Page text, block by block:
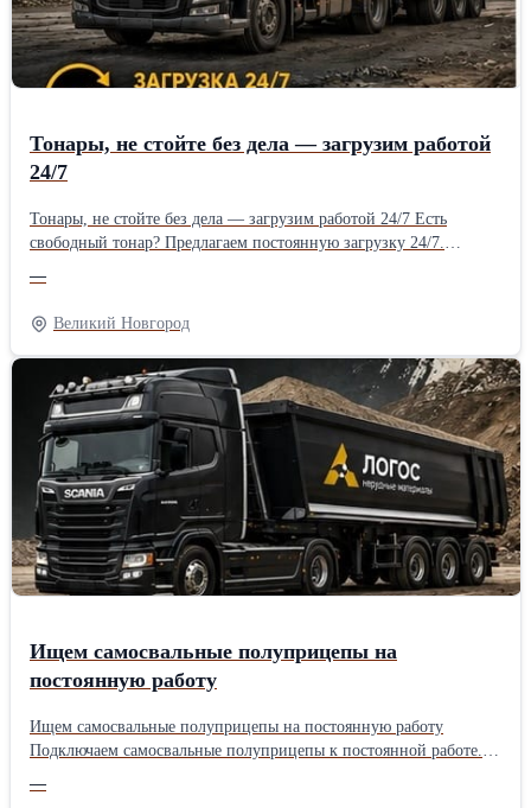
Тонары, не стойте без дела — загрузим работой
24/7
Тонары, не стойте без дела — загрузим работой 24/7 Есть
свободный тонар? Предлагаем постоянную загрузку 24/7.
выплаты по графику. Работаем на долгосрочной основе. Работа
24/7, большие объемы перевозок и стабильные выплаты по
расписанию.
—
Великий Новгород
Ищем самосвальные полуприцепы на
постоянную работу
Ищем самосвальные полуприцепы на постоянную работу
Подключаем самосвальные полуприцепы к постоянной работе.
без длительных простоев. Выплаты — вовремя, по
—